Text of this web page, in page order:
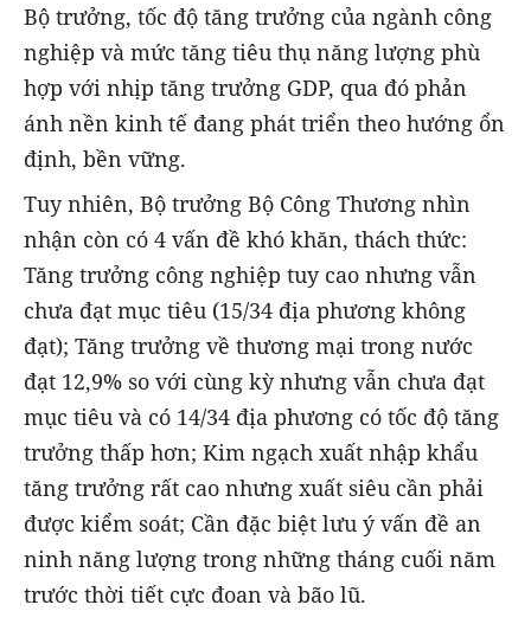
Bộ trưởng, tốc độ tăng trưởng của ngành công
nghiệp và mức tăng tiêu thụ năng lượng phù
hợp với nhịp tăng trưởng GDP, qua đó phản
ánh nền kinh tế đang phát triển theo hướng ổn
định, bền vững.
Tuy nhiên, Bộ trưởng Bộ Công Thương nhìn
nhận còn có 4 vấn đề khó khăn, thách thức:
Tăng trưởng công nghiệp tuy cao nhưng vẫn
chưa đạt mục tiêu (15/34 địa phương không
đạt); Tăng trưởng về thương mại trong nước
đạt 12,9% so với cùng kỳ nhưng vẫn chưa đạt
mục tiêu và có 14/34 địa phương có tốc độ tăng
trưởng thấp hơn; Kim ngạch xuất nhập khẩu
tăng trưởng rất cao nhưng xuất siêu cần phải
được kiểm soát; Cần đặc biệt lưu ý vấn đề an
ninh năng lượng trong những tháng cuối năm
trước thời tiết cực đoan và bão lũ.